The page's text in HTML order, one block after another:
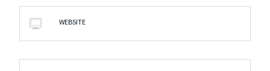
WEBSITE